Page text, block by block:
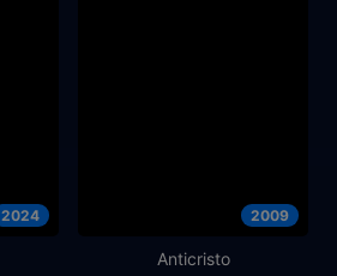
2024 2009
Anticristo